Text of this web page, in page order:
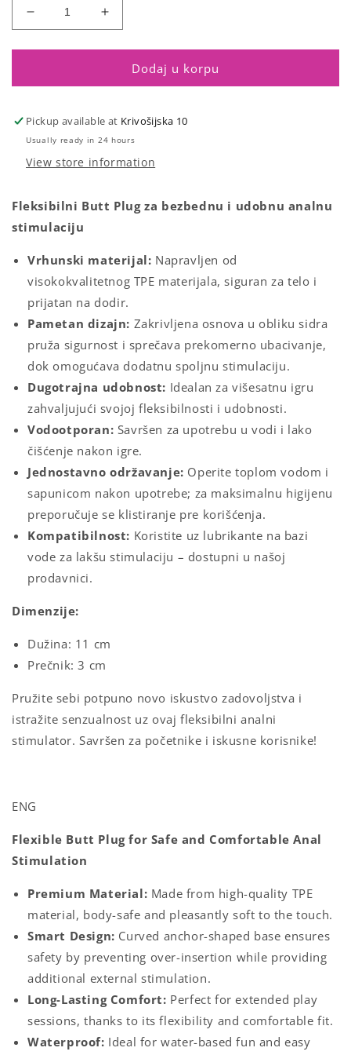
Smanji
količinu
za
plug
pink
Povećaj
količinu
za
plug
pink
Dodaj u korpu
Pickup available at Krivošijska 10
Usually ready in 24 hours
View store information
Fleksibilni Butt Plug za bezbednu i udobnu analnu
stimulaciju
Vrhunski materijal: Napravljen od
visokokvalitetnog TPE materijala, siguran za telo i
prijatan na dodir.
Pametan dizajn: Zakrivljena osnova u obliku sidra
pruža sigurnost i sprečava prekomerno ubacivanje,
dok omogućava dodatnu spoljnu stimulaciju.
Dugotrajna udobnost: Idealan za višesatnu igru
zahvaljujući svojoj fleksibilnosti i udobnosti.
Vodootporan: Savršen za upotrebu u vodi i lako
čišćenje nakon igre.
Jednostavno održavanje: Operite toplom vodom i
sapunicom nakon upotrebe; za maksimalnu higijenu
preporučuje se klistiranje pre korišćenja.
Kompatibilnost: Koristite uz lubrikante na bazi
vode za lakšu stimulaciju – dostupni u našoj
prodavnici.
Dimenzije:
Dužina: 11 cm
Prečnik: 3 cm
Pružite sebi potpuno novo iskustvo zadovoljstva i
istražite senzualnost uz ovaj fleksibilni analni
stimulator. Savršen za početnike i iskusne korisnike!
ENG
Flexible Butt Plug for Safe and Comfortable Anal
Stimulation
Premium Material: Made from high-quality TPE
material, body-safe and pleasantly soft to the touch.
Smart Design: Curved anchor-shaped base ensures
safety by preventing over-insertion while providing
additional external stimulation.
Long-Lasting Comfort: Perfect for extended play
sessions, thanks to its flexibility and comfortable fit.
Waterproof: Ideal for water-based fun and easy